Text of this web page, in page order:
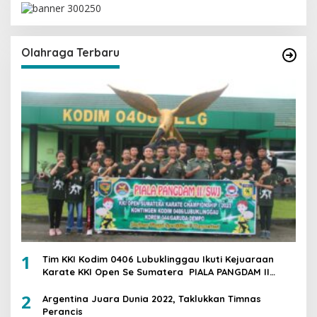
Olahraga Terbaru
1
Tim KKI Kodim 0406 Lubuklinggau Ikuti Kejuaraan
Karate KKI Open Se Sumatera PIALA PANGDAM II
2
Argentina Juara Dunia 2022, Taklukkan Timnas
Perancis